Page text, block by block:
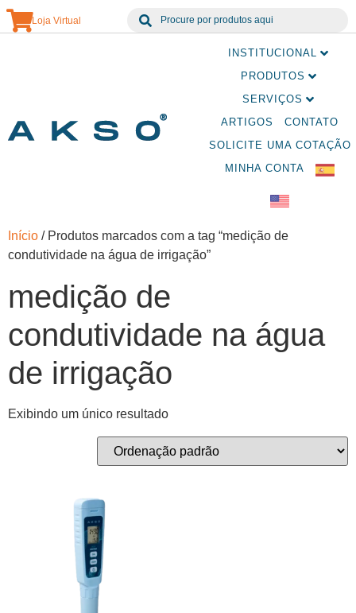
Loja Virtual
INSTITUCIONAL
PRODUTOS
SERVIÇOS
ARTIGOS
CONTATO
SOLICITE UMA COTAÇÃO
MINHA CONTA
Início / Produtos marcados com a tag “medição de
condutividade na água de irrigação”
medição de
condutividade na água
de irrigação
Exibindo um único resultado